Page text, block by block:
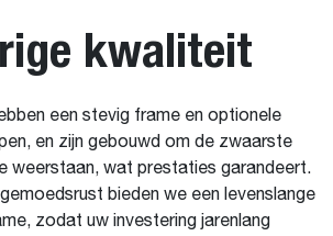
kwaliteit
een stevig frame en optionele
en zijn gebouwd om de zwaarste
weerstaan, wat prestaties garandeert.
bieden we een levenslange
zodat uw investering jarenlang